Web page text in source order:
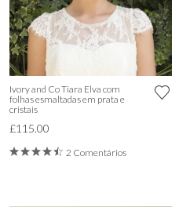
Ivory and Co Tiara Elva com
folhas esmaltadas em prata e
cristais
£115.00
2 Comentários